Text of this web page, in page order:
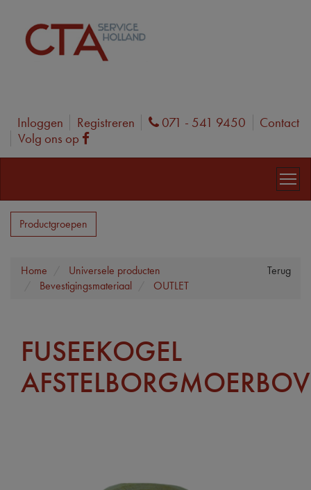
Inloggen Registreren Phone
071 - 541 9450
Contact
Volg ons op
Facebook
Productgroepen
Terug
Home
Universele producten
Bevestigingsmateriaal
OUTLET
FUSEEKOGEL